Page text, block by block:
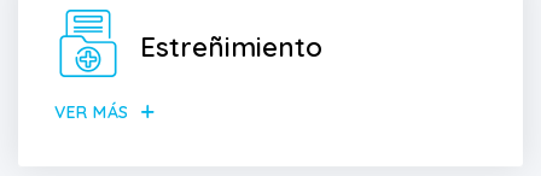
Estreñimiento
VER MÁS